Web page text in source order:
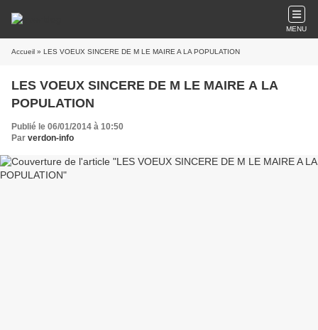
MENU
Accueil » LES VOEUX SINCERE DE M LE MAIRE A LA POPULATION
LES VOEUX SINCERE DE M LE MAIRE A LA
POPULATION
Publié le 06/01/2014 à 10:50
Par verdon-info